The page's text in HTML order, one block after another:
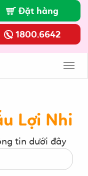
Đặt hàng
1800.6642
Lợi Nhi
tin dưới đây